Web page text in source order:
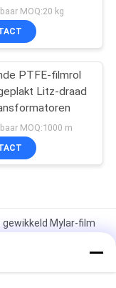
MOQ:20 kg
PTFE-filmrol
Litz-draad
MOQ:1000 m
Mylar-film
Kapton getapete